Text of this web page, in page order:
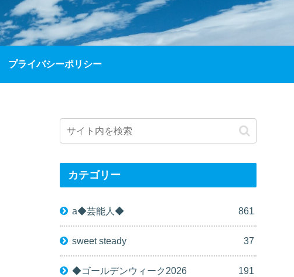
プライバシーポリシー
カテゴリー
a◆芸能人◆ 861
sweet steady 37
◆ゴールデンウィーク2026 191